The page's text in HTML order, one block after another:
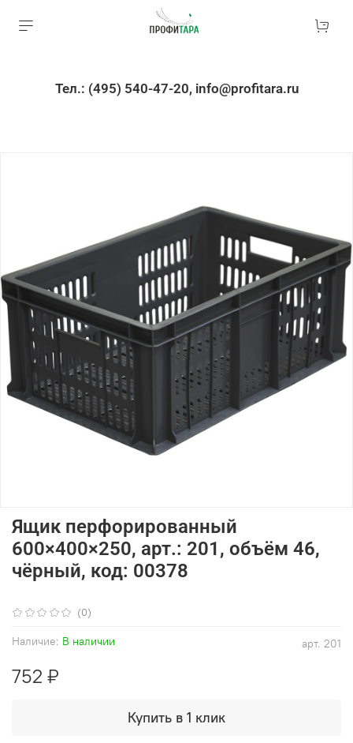
Тел.: (495) 540-47-20, info@profitara.ru
(0)
арт. 201
Наличие: В наличии
Ящик перфорированный
600×400×250, арт.: 201, объём 46,
чёрный, код: 00378
752 ₽
Купить в 1 клик